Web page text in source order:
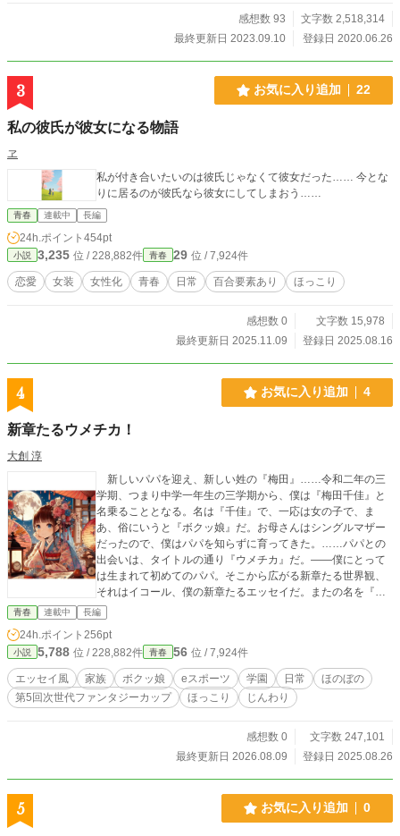
感想数 93
文字数 2,518,314
最終更新日 2023.09.10
登録日 2020.06.26
3 お気に入り追加 22
私の彼氏が彼女になる物語
ヱ
私が付き合いたいのは彼氏じゃなくて彼女だった…… 今とな
りに居るのが彼氏なら彼女にしてしまおう……
青春 連載中 長編
24h.ポイント 454pt
小説 3,235 位 / 228,882件 青春 29 位 / 7,924件
恋愛 女装 女性化 青春 日常 百合要素あり ほっこり
感想数 0
文字数 15,978
最終更新日 2025.11.09
登録日 2025.08.16
4 お気に入り追加 4
新章たるウメチカ！
大創 淳
新しいパパを迎え、新しい姓の『梅田』……令和二年の三
学期、つまり中学一年生の三学期から、僕は『梅田千佳』と
名乗ることとなる。名は『千佳』で、一応は女の子で、ま
あ、俗にいうと『ボクッ娘』だ。お母さんはシングルマザー
だったので、僕はパパを知らずに育ってきた。……パパとの
出会いは、タイトルの通り『ウメチカ』だ。――僕にとって
は生まれて初めてのパパ。そこから広がる新章たる世界観、
それはイコール、僕の新章たるエッセイだ。またの名を『ウ
メチカ物語』と、題するものなり。
青春 連載中 長編
24h.ポイント 256pt
小説 5,788 位 / 228,882件 青春 56 位 / 7,924件
エッセイ風 家族 ボクッ娘 eスポーツ 学園 日常
ほのぼの
第5回次世代ファンタジーカップ
ほっこり じんわり
感想数 0
文字数 247,101
最終更新日 2026.08.09
登録日 2025.08.26
5 お気に入り追加 0